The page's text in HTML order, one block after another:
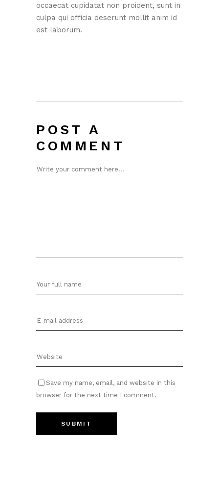
occaecat cupidatat non proident, sunt in
culpa qui officia deserunt mollit anim id
est laborum.
POST A
COMMENT
Save my name, email, and website in this
browser for the next time I comment.